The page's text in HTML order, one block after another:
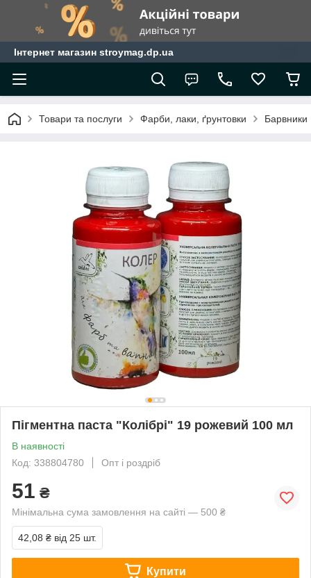
Інтернет магазин stroymag.dp.ua
Товари та послуги Фарби, лаки, ґрунтовки Барвники
Пігментна паста "Колібрі" 19 рожевий 100 мл
В наявності
Код: 338804780
Опт і роздріб
51 ₴
Мінімальна сума замовлення на сайті — 500 ₴
42,08 ₴ від 25 шт.
Купити